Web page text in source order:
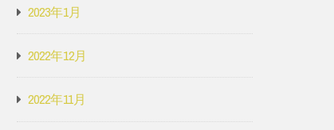
2023年1月
2022年12月
2022年11月